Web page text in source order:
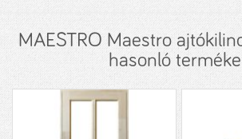
MAESTRO Maestro
hasonló